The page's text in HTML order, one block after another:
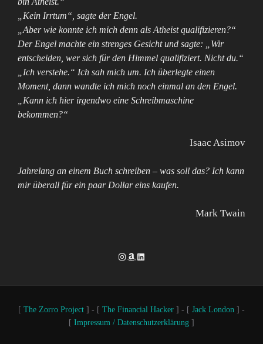
„Kein Irrtum“, sagte der Engel.
„Aber wie konnte ich mich denn als Atheist qualifizieren?“
Der Engel machte ein strenges Gesicht und sagte: „Wir
entscheiden, wer sich für den Himmel qualifiziert. Nicht du.“
„Ich verstehe.“ Ich sah mich um. Ich überlegte einen
Moment, dann wandte ich mich noch einmal an den Engel.
„Kann ich hier irgendwo eine Schreibmaschine
bekommen?“
Isaac Asimov
Jahrelang an einem Buch schreiben – was soll das? Ich kann
mir überall für ein paar Dollar eins kaufen.
Mark Twain
Instagram
Amazon
LinkedIn
[ The Zorro Project ] - [ The Financial Hacker ] - [ Jack London ] -
[ Impressum / Datenschutzerklärung ]